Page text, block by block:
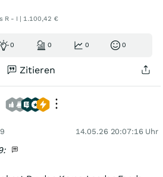
R - I | 1.100,42 €
0 0 0 0
Zitieren
14.05.26 20:07:16 Uhr